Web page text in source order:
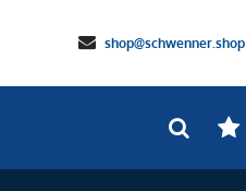
shop@schwenner.shop